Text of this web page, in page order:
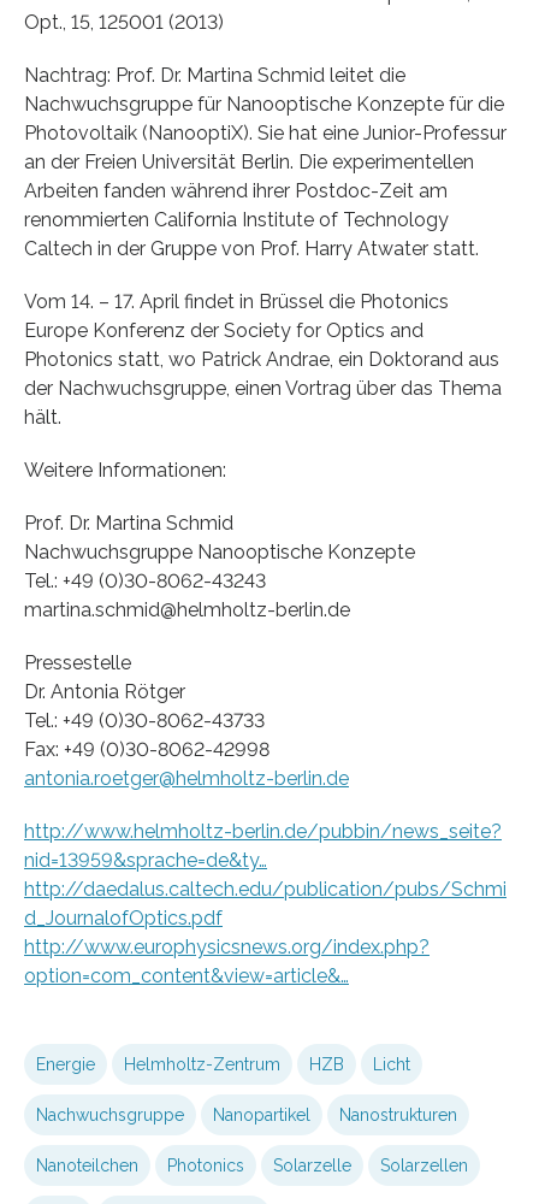
Opt., 15, 125001 (2013)
Nachtrag: Prof. Dr. Martina Schmid leitet die
Nachwuchsgruppe für Nanooptische Konzepte für die
Photovoltaik (NanooptiX). Sie hat eine Junior-Professur
an der Freien Universität Berlin. Die experimentellen
Arbeiten fanden während ihrer Postdoc-Zeit am
renommierten California Institute of Technology
Caltech in der Gruppe von Prof. Harry Atwater statt.
Vom 14. – 17. April findet in Brüssel die Photonics
Europe Konferenz der Society for Optics and
Photonics statt, wo Patrick Andrae, ein Doktorand aus
der Nachwuchsgruppe, einen Vortrag über das Thema
hält.
Weitere Informationen:
Prof. Dr. Martina Schmid
Nachwuchsgruppe Nanooptische Konzepte
Tel.: +49 (0)30-8062-43243
martina.schmid@helmholtz-berlin.de
Pressestelle
Dr. Antonia Rötger
Tel.: +49 (0)30-8062-43733
Fax: +49 (0)30-8062-42998
antonia.roetger@helmholtz-berlin.de
http://www.helmholtz-berlin.de/pubbin/news_seite?
nid=13959&sprache=de&ty…
http://daedalus.caltech.edu/publication/pubs/Schmi
d_JournalofOptics.pdf
http://www.europhysicsnews.org/index.php?
option=com_content&view=article&…
Energie Helmholtz-Zentrum HZB Licht
Nachwuchsgruppe Nanopartikel Nanostrukturen
Nanoteilchen Photonics Solarzelle Solarzellen